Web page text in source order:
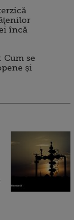
încă
Cum se
și